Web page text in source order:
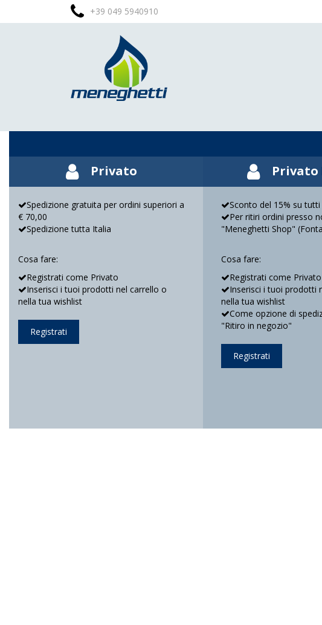
+39 049 5940910
Privato
Spedizione gratuita per ordini superiori a
€ 70,00
Spedizione tutta Italia
Cosa fare:
Registrati come Privato
Inserisci i tuoi prodotti nel carrello o
nella tua wishlist
Registrati
Privato
Sconto del 15% su
Per ritiri ordini presso
"Meneghetti Shop"
Cosa fare:
Registrati come Privato
Inserisci i tuoi prodotti
nella tua wishlist
Come opzione di
"Ritiro in negozio"
Registrati